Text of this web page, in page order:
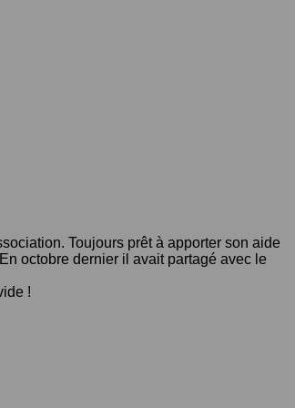
Toujours prêt à apporter son aide
octobre dernier il avait partagé avec le
!